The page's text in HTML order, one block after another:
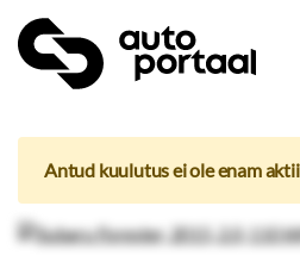
Antud kuulutus ei ole enam